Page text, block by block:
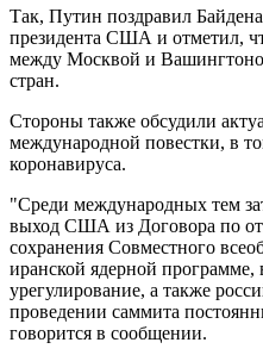
Так, Путин поздравил
президента США и отметил,
между Москвой и
стран.
Стороны также обсудили
международной повестки, в
коронавируса.
"Среди международных тем
выход США из Договора по
сохранения Совместного
иранской ядерной программе,
урегулирование, а также
проведении саммита
говорится в сообщении.